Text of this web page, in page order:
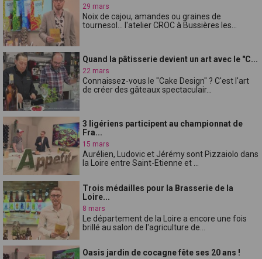
29 mars
Noix de cajou, amandes ou graines de
tournesol... l'atelier CROC à Bussières les...
Quand la pâtisserie devient un art avec le "C...
22 mars
Connaissez-vous le "Cake Design" ? C'est l'art
de créer des gâteaux spectaculair...
3 ligériens participent au championnat de
Fra...
15 mars
Aurélien, Ludovic et Jérémy sont Pizzaiolo dans
la Loire entre Saint-Etienne et ...
Trois médailles pour la Brasserie de la
Loire...
8 mars
Le département de la Loire a encore une fois
brillé au salon de l'agriculture de...
Oasis jardin de cocagne fête ses 20 ans !